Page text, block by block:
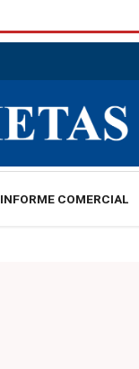
INFORME COMERCIAL